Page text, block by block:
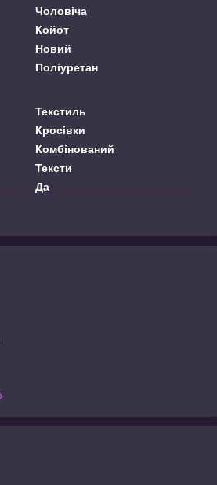
Чоловіча
Койот
Новий
Поліуретан
Текстиль
Кросівки
Комбінований
Тексти
Да